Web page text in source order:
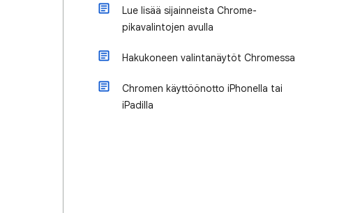
Lue lisää sijainneista Chrome-
pikavalintojen avulla
Hakukoneen valintanäytöt Chromessa
Chromen käyttöönotto iPhonella tai
iPadilla